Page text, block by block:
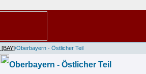
[BAY]/Oberbayern - Östlicher Teil
Oberbayern - Östlicher Teil